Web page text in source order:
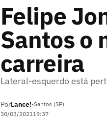
Felipe
Santos o
carreira
Lateral-esquerdo está
PorLance!•Santos (SP)
30/03/202119:37